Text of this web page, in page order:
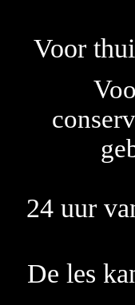
Voor
24 uur
De les